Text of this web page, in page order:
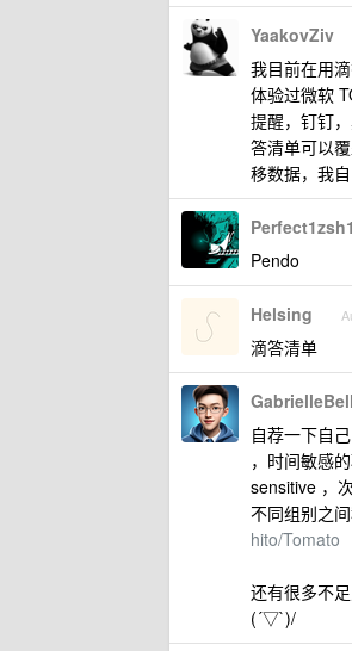
YaakovZiv
我目前在用
体验过微软
提醒，钉钉
答清单可以
移数据，我
Pendo
Helsing
滴答清单
自荐一下自
，时间敏感
sensitive ，
不同组别之
hito/Tomato
还有很多不
(´▽`)/